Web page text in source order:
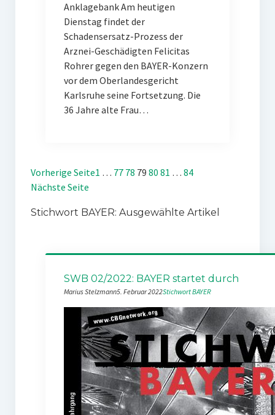
Anklagebank Am heutigen
Dienstag findet der
Schadensersatz-Prozess der
Arznei-Geschädigten Felicitas
Rohrer gegen den BAYER-Konzern
vor dem Oberlandesgericht
Karlsruhe seine Fortsetzung. Die
36 Jahre alte Frau…
Vorherige Seite1 … 77 78 79 80 81 … 84
Nächste Seite
Stichwort BAYER: Ausgewählte Artikel
SWB 02/2022: BAYER startet durch
Marius Stelzmann5. Februar 2022Stichwort BAYER